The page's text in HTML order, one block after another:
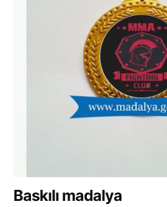
Baskılı madalya